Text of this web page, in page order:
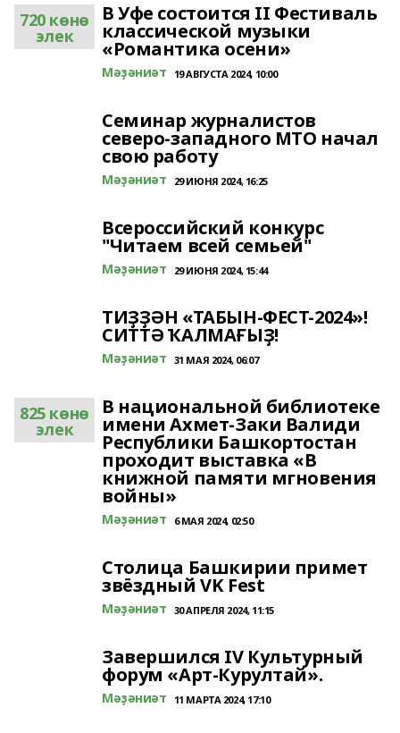
720 көнө
элек
В Уфе состоится II Фестиваль
классической музыки
«Романтика осени»
Мәҙәниәт 19 АВГУСТА 2024, 10:00
Семинар журналистов
северо-западного МТО начал
свою работу
Мәҙәниәт 29 ИЮНЯ 2024, 16:25
Всероссийский конкурс
"Читаем всей семьей"
Мәҙәниәт 29 ИЮНЯ 2024, 15:44
ТИҘҘӘН «ТАБЫН-ФЕСТ-2024»!
СИТТӘ ҠАЛМАҒЫҘ!
Мәҙәниәт 31 МАЯ 2024, 06:07
825 көнө
элек
В национальной библиотеке
имени Ахмет-Заки Валиди
Республики Башкортостан
проходит выставка «В
книжной памяти мгновения
войны»
Мәҙәниәт 6 МАЯ 2024, 02:50
Столица Башкирии примет
звёздный VK Fest
Мәҙәниәт 30 АПРЕЛЯ 2024, 11:15
Завершился IV Культурный
форум «Арт-Курултай».
Мәҙәниәт 11 МАРТА 2024, 17:10